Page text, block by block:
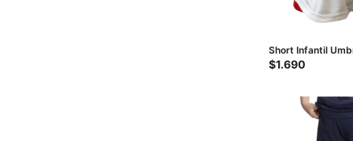
Short Infantil
JRS - Blanco - Rojo
$1.690